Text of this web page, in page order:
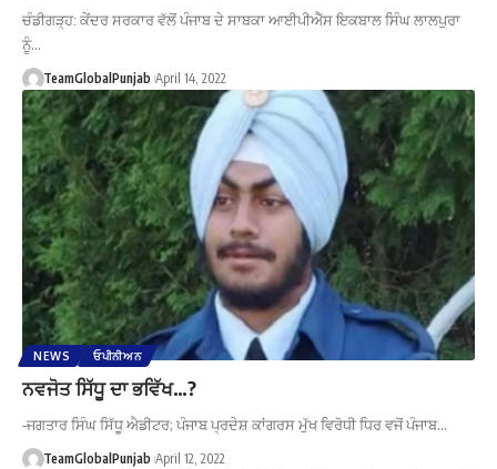
ਚੰਡੀਗੜ੍ਹ: ਕੇਂਦਰ ਸਰਕਾਰ ਵੱਲੋਂ ਪੰਜਾਬ ਦੇ ਸਾਬਕਾ ਆਈਪੀਐੱਸ ਇਕਬਾਲ ਸਿੰਘ ਲਾਲਪੁਰਾ
ਨੂੰ…
TeamGlobalPunjab April 14, 2022
NEWS ਓਪੀਨੀਅਨ
ਨਵਜੋਤ ਸਿੱਧੂ ਦਾ ਭਵਿੱਖ…?
-ਜਗਤਾਰ ਸਿੰਘ ਸਿੱਧੂ ਐਡੀਟਰ; ਪੰਜਾਬ ਪ੍ਰਦੇਸ਼ ਕਾਂਗਰਸ ਮੁੱਖ ਵਿਰੋਧੀ ਧਿਰ ਵਜੋਂ ਪੰਜਾਬ…
TeamGlobalPunjab April 12, 2022